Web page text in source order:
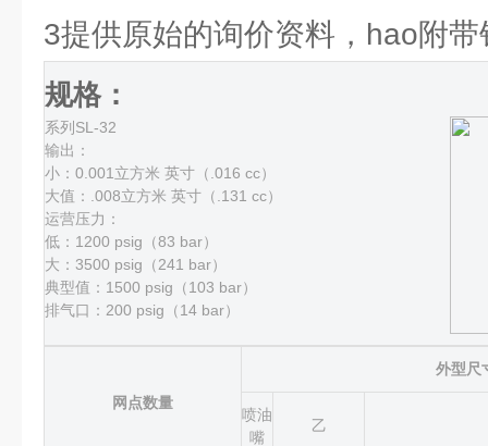
3提供原始的询价资料，hao附
规格：
系列SL-32
输出：
小：0.001立方米 英寸（.016 cc）
大值：.008立方米 英寸（.131 cc）
运营压力：
低：1200 psig（83 bar）
大：3500 psig（241 bar）
典型值：1500 psig（103 bar）
排气口：200 psig（14 bar）
网点数量
外型尺
喷油
嘴
乙